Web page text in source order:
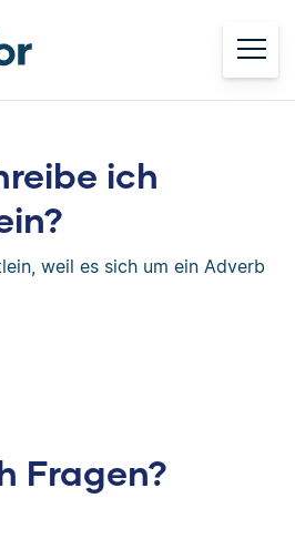
ich
weil es sich um ein Adverb
Fragen?